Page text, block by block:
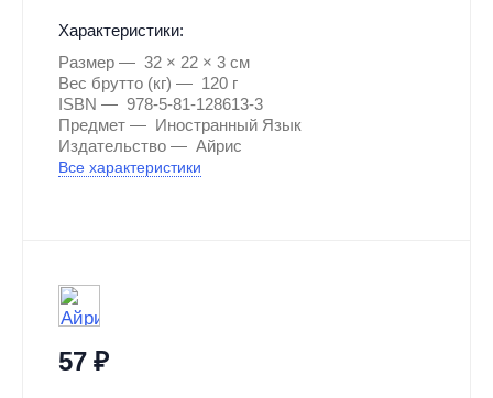
Характеристики:
Размер
32 × 22 × 3 см
Вес брутто (кг)
120 г
ISBN
978-5-81-128613-3
Предмет
Иностранный Язык
Издательство
Айрис
Все характеристики
57₽